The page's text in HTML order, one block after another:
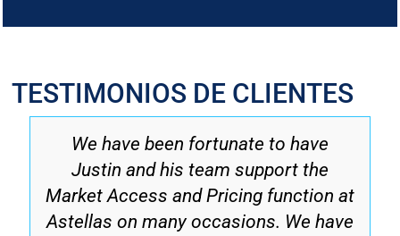
TESTIMONIOS DE CLIENTES
We have been fortunate to have
Justin and his team support the
Market Access and Pricing function at
Astellas on many occasions. We have